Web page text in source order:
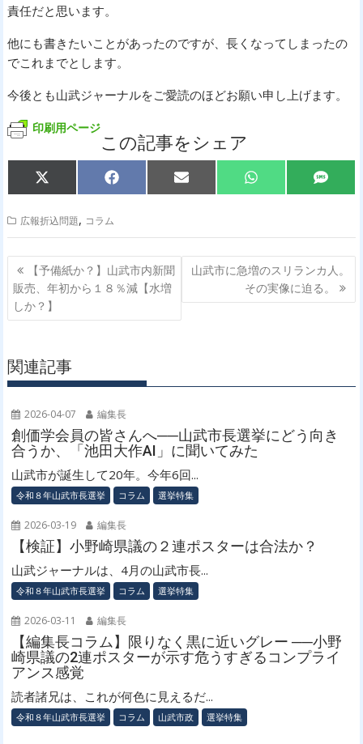
責任だと思います。
他にも書きたいことがあったのですが、長くなってしまったの
でこれまでとします。
今後とも山武ジャーナルをご愛読のほどお願い申し上げます。
印刷用ページ
この記事をシェア
Share
on
X
(
w
t
t
e
r
)
Share
on
F
a
o
o
k
Share
on
E
m
Share
on
W
h
A
p
p
Share
on
S
M
広報折込問題, コラム
投
稿
ナ
ー
シ
ョ
ン
【予備紙か？】山武市内新聞
販売、年初から１８％減【水増
しか？】
山武市に急増のスリランカ人。
その実像に迫る。
関連記事
2026-04-07 編集長
創価学会員の皆さんへ──山武市長選挙にどう向き
合うか、「池田大作AI」に聞いてみた
山武市が誕生して20年。今年6回...
令和８年山武市長選挙 コラム 選挙特集
2026-03-19 編集長
【検証】小野崎県議の２連ポスターは合法か？
山武ジャーナルは、4月の山武市長...
令和８年山武市長選挙 コラム 選挙特集
2026-03-11 編集長
【編集長コラム】限りなく黒に近いグレー ──小野
崎県議の2連ポスターが示す危うすぎるコンプライ
アンス感覚
読者諸兄は、これが何色に見えるだ...
令和８年山武市長選挙 コラム 山武市政 選挙特集